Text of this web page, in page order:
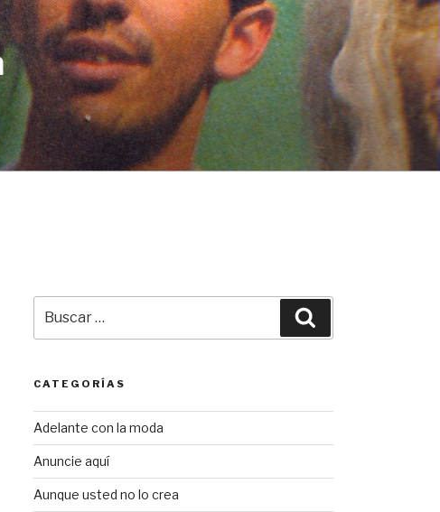
por:
CATEGORÍAS
Adelante con la moda
Anuncie aquí
Aunque usted no lo crea